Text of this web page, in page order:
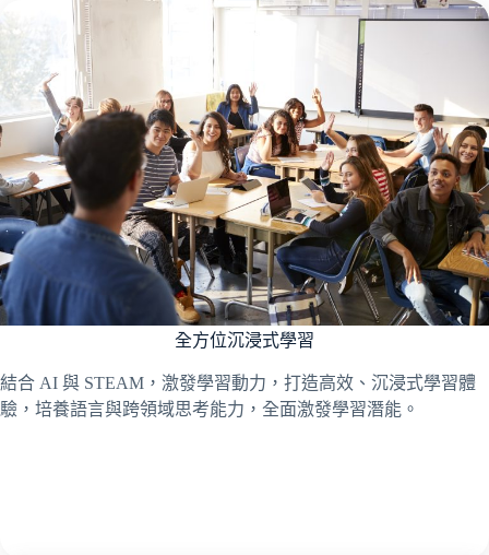
全方位沉浸式學習
結合 AI 與 STEAM，激發學習動力，打造高效、沉浸式學習體
驗，培養語言與跨領域思考能力，全面激發學習潛能。